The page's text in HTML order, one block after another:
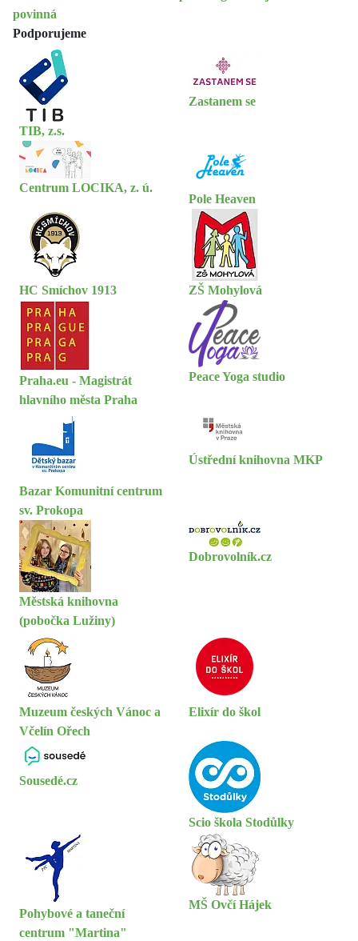
povinná
Podporujeme
TIB, z.s.
Zastanem se
Centrum LOCIKA, z. ú.
Pole Heaven
HC Smíchov 1913 ZŠ Mohylová
Praha.eu - Magistrát
hlavního města Praha
Peace Yoga studio
Bazar Komunitní centrum
sv. Prokopa
Ústřední knihovna MKP
Městská knihovna
(pobočka Lužiny)
Dobrovolník.cz
Muzeum českých Vánoc a
Včelín Ořech
Elixír do škol
Sousedé.cz
Scio škola Stodůlky
Pohybové a taneční
centrum "Martina"
MŠ Ovčí Hájek